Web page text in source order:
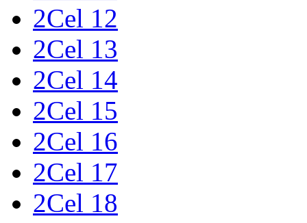
2Cel 12
2Cel 13
2Cel 14
2Cel 15
2Cel 16
2Cel 17
2Cel 18